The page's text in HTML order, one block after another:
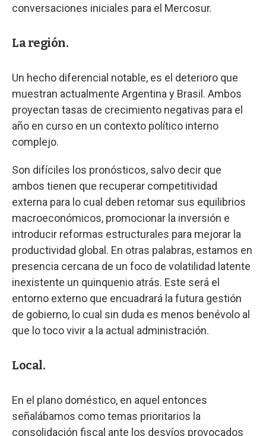
conversaciones iniciales para el Mercosur.
La región.
Un hecho diferencial notable, es el deterioro que
muestran actualmente Argentina y Brasil. Ambos
proyectan tasas de crecimiento negativas para el
año en curso en un contexto político interno
complejo.
Son difíciles los pronósticos, salvo decir que
ambos tienen que recuperar competitividad
externa para lo cual deben retomar sus equilibrios
macroeconómicos, promocionar la inversión e
introducir reformas estructurales para mejorar la
productividad global. En otras palabras, estamos en
presencia cercana de un foco de volatilidad latente
inexistente un quinquenio atrás. Este será el
entorno externo que encuadrará la futura gestión
de gobierno, lo cual sin duda es menos benévolo al
que lo toco vivir a la actual administración.
Local.
En el plano doméstico, en aquel entonces
señalábamos como temas prioritarios la
consolidación fiscal ante los desvíos provocados